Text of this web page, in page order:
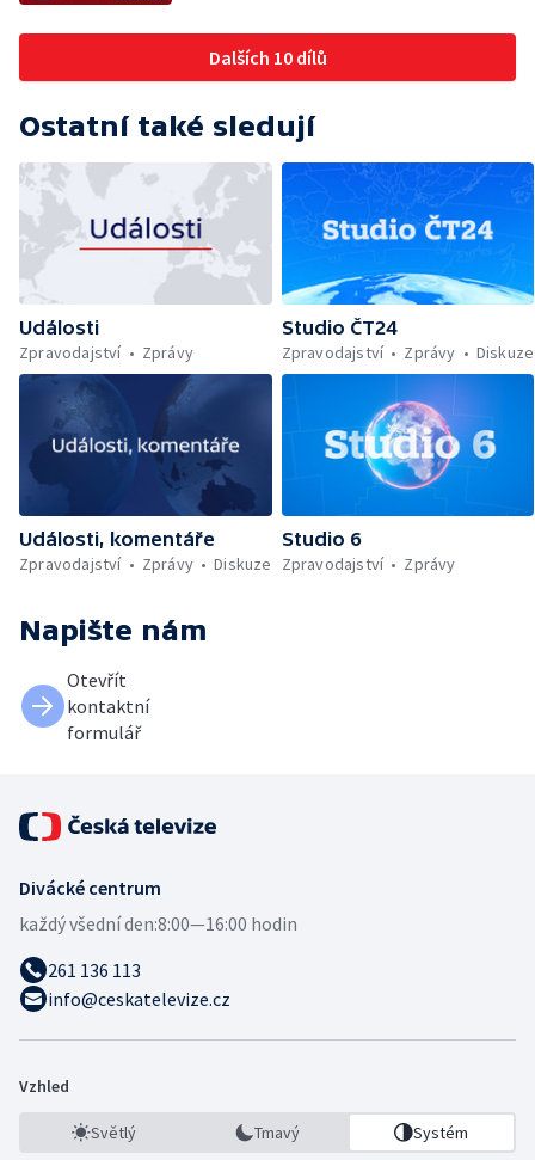
Dalších 10 dílů
Ostatní také sledují
Události
Zpravodajství
Zprávy
Studio ČT24
Zpravodajství
Zprávy Diskuze
Události, komentáře
Zpravodajství
Zprávy Diskuze
Studio 6
Zpravodajství
Zprávy
Napište nám
Otevřít
kontaktní
formulář
Divácké centrum
každý všední den:8:00—16:00 hodin
261 136 113
info@ceskatelevize.cz
Vzhled
Světlý Tmavý Systém